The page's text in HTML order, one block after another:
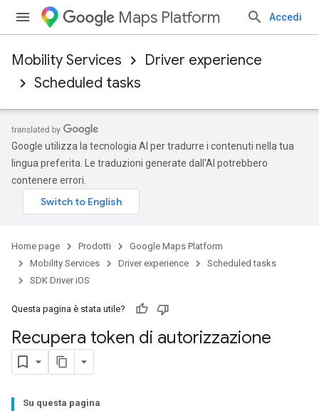
Maps Platform Accedi
Mobility Services
Driver experience
Scheduled tasks
Google utilizza la tecnologia AI per tradurre i contenuti nella tua
lingua preferita. Le traduzioni generate dall'AI potrebbero
contenere errori.
Home page Prodotti
Google Maps Platform
Mobility Services
Driver experience
Scheduled tasks
SDK Driver iOS
Questa pagina è stata utile?
Recupera token di autorizzazione
Su questa pagina